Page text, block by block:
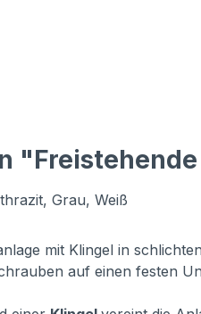
Grau, Weiß
mit Klingel in
auf einen festen